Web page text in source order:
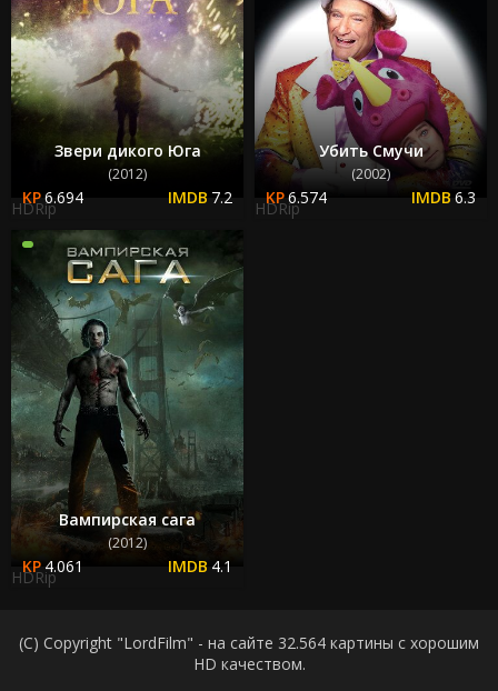
Звери дикого Юга
(2012)
6.694 7.2
HDRip
Убить Смучи
(2002)
6.574 6.3
HDRip
Вампирская сага
(2012)
4.061 4.1
HDRip
(C) Copyright "LordFilm" - на сайте 32.564 картины с хорошим
HD качеством.